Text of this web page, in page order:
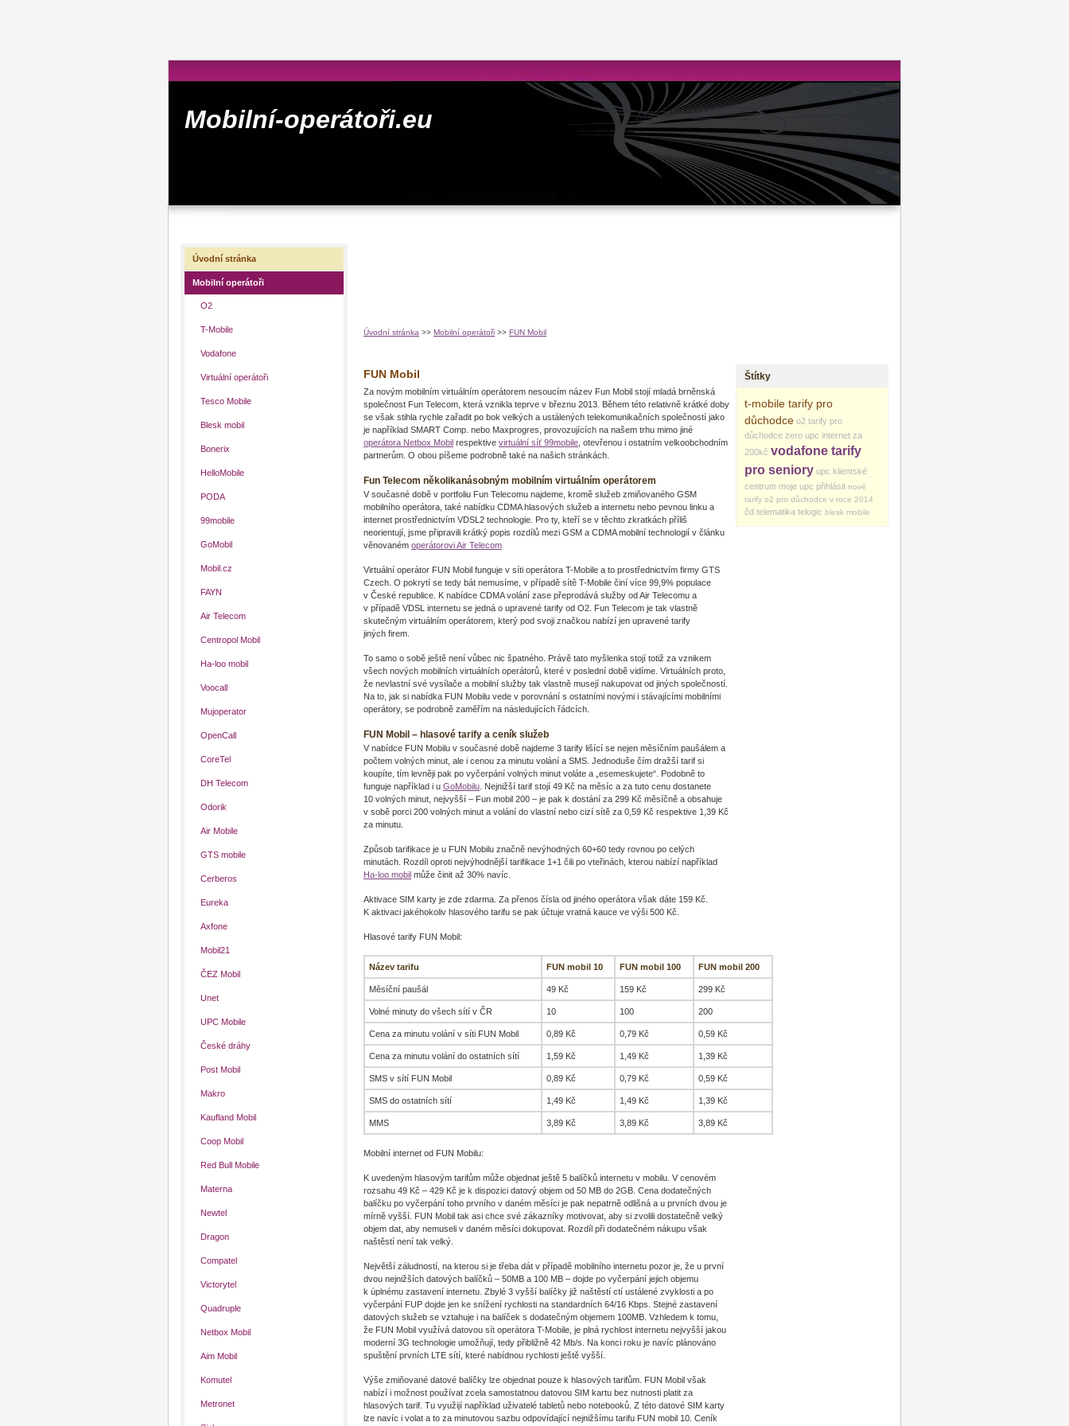
Mobilní-operátoři.eu
Úvodní stránka >> Mobilní operátoři >> FUN Mobil
FUN Mobil
Za novým mobilním virtuálním operátorem nesoucím název Fun Mobil stojí mladá brněnská
společnost Fun Telecom, která vznikla teprve v březnu 2013. Během této relativně krátké doby
se však stihla rychle zařadit po bok velkých a ustálených telekomunikačních společností jako
je například SMART Comp. nebo Maxprogres, provozujících na našem trhu mimo jiné
operátora Netbox Mobil respektive virtuální síť 99mobile , otevřenou i ostatním velkoobchodním
partnerům. O obou píšeme podrobně také na našich stránkách.
Fun Telecom několikanásobným mobilním virtuálním operátorem
V současné době v portfoliu Fun Telecomu najdeme, kromě služeb zmiňovaného GSM
mobilního operátora, také nabídku CDMA hlasových služeb a internetu nebo pevnou linku a
internet prostřednictvím VDSL2 technologie. Pro ty, kteří se v těchto zkratkách příliš
neorientují, jsme připravili krátký popis rozdílů mezi GSM a CDMA mobilní technologií v článku
věnovaném operátorovi Air Telecom
Virtuální operátor FUN Mobil funguje v síti operátora T-Mobile a to prostřednictvím firmy GTS
Czech. O pokrytí se tedy bát nemusíme, v případě sítě T-Mobile činí více 99,9% populace
v České republice. K nabídce CDMA volání zase přeprodává služby od Air Telecomu a
v případě VDSL internetu se jedná o upravené tarify od O2. Fun Telecom je tak vlastně
skutečným virtuálním operátorem, který pod svoji značkou nabízí jen upravené tarify
jiných firem.
To samo o sobě ještě není vůbec nic špatného. Právě tato myšlenka stojí totiž za vznikem
všech nových mobilních virtuálních operátorů, které v poslední době vidíme. Virtuálních proto,
že nevlastní své vysílače a mobilní služby tak vlastně musejí nakupovat od jiných společností.
Na to, jak si nabídka FUN Mobilu vede v porovnání s ostatními novými i stávajícími mobilními
operátory, se podrobně zaměřím na následujících řádcích.
FUN Mobil – hlasové tarify a ceník služeb
V nabídce FUN Mobilu v současné době najdeme 3 tarify lišící se nejen měsíčním paušálem a
počtem volných minut, ale i cenou za minutu volání a SMS. Jednoduše čím dražší tarif si
koupíte, tím levněji pak po vyčerpání volných minut voláte a „esemeskujete“. Podobně to
funguje například i u GoMobilu . Nejnižší tarif stojí 49 Kč na měsíc a za tuto cenu dostanete
10 volných minut, nejvyšší – Fun mobil 200 – je pak k dostání za 299 Kč měsíčně a obsahuje
v sobě porci 200 volných minut a volání do vlastní nebo cizí sítě za 0,59 Kč respektive 1,39 Kč
za minutu.
Způsob tarifikace je u FUN Mobilu značně nevýhodných 60+60 tedy rovnou po celých
minutách. Rozdíl oproti nejvýhodnější tarifikace 1+1 čili po vteřinách, kterou nabízí například
Ha-loo mobil může činit až 30% navíc.
Aktivace SIM karty je zde zdarma. Za přenos čísla od jiného operátora však dáte 159 Kč.
K aktivaci jakéhokoliv hlasového tarifu se pak účtuje vratná kauce ve výši 500 Kč.
Hlasové tarify FUN Mobil:
Název tarifu FUN mobil 10 FUN mobil 100 FUN mobil 200
Měsíční paušál 49 Kč 159 Kč 299 Kč
Volné minuty do všech sítí v ČR 10 100 200
Cena za minutu volání v síti FUN Mobil 0,89 Kč 0,79 Kč 0,59 Kč
Cena za minutu volání do ostatních sítí 1,59 Kč 1,49 Kč 1,39 Kč
SMS v sítí FUN Mobil 0,89 Kč 0,79 Kč 0,59 Kč
SMS do ostatních sítí 1,49 Kč 1,49 Kč 1,39 Kč
MMS 3,89 Kč 3,89 Kč 3,89 Kč
Mobilní internet od FUN Mobilu:
K uvedeným hlasovým tarifům může objednat ještě 5 balíčků internetu v mobilu. V cenovém
rozsahu 49 Kč – 429 Kč je k dispozici datový objem od 50 MB do 2GB. Cena dodatečných
balíčku po vyčerpání toho prvního v daném měsíci je pak nepatrně odlišná a u prvních dvou je
mírně vyšší. FUN Mobil tak asi chce své zákazníky motivovat, aby si zvolili dostatečně velký
objem dat, aby nemuseli v daném měsíci dokupovat. Rozdíl při dodatečném nákupu však
naštěstí není tak velký.
Největší záludností, na kterou si je třeba dát v případě mobilního internetu pozor je, že u první
dvou nejnižších datových balíčků – 50MB a 100 MB – dojde po vyčerpání jejich objemu
k úplnému zastavení internetu. Zbylé 3 vyšší balíčky již naštěstí ctí ustálené zvyklosti a po
vyčerpání FUP dojde jen ke snížení rychlosti na standardních 64/16 Kbps. Stejné zastavení
datových služeb se vztahuje i na balíček s dodatečným objemem 100MB. Vzhledem k tomu,
že FUN Mobil využívá datovou sít operátora T-Mobile, je plná rychlost internetu nejvyšší jakou
moderní 3G technologie umožňují, tedy přibližně 42 Mb/s. Na konci roku je navíc plánováno
spuštění prvních LTE sítí, které nabídnou rychlosti ještě vyšší.
Výše zmiňované datové balíčky lze objednat pouze k hlasových tarifům. FUN Mobil však
nabízí i možnost používat zcela samostatnou datovou SIM kartu bez nutnosti platit za
hlasových tarif. Tu využijí například uživatelé tabletů nebo notebooků. Z této datové SIM karty
lze navíc i volat a to za minutovou sazbu odpovídající nejnižšímu tarifu FUN mobil 10. Ceník
Štítky
t-mobile tarify pro
důchodce o2 tarify pro
důchodce zero upc internet za
200kč vodafone tarify
pro seniory upc klientské
centrum moje upc přihlásit nové
tarify o2 pro důchodce v roce 2014
čd telematika telogic blesk mobile
Úvodní stránka
Mobilní operátoři
O2
T-Mobile
Vodafone
Virtuální operátoři
Tesco Mobile
Blesk mobil
Bonerix
HelloMobile
PODA
99mobile
GoMobil
Mobil.cz
FAYN
Air Telecom
Centropol Mobil
Ha-loo mobil
Voocall
Mujoperator
OpenCall
CoreTel
DH Telecom
Odorik
Air Mobile
GTS mobile
Cerberos
Eureka
Axfone
Mobil21
ČEZ Mobil
Unet
UPC Mobile
České dráhy
Post Mobil
Makro
Kaufland Mobil
Coop Mobil
Red Bull Mobile
Materna
Newtel
Dragon
Compatel
Victorytel
Quadruple
Netbox Mobil
Aim Mobil
Komutel
Metronet